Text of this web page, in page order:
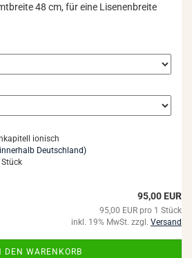
48 cm, für eine Li­se­n­en­brei­te
ionisch
Deutschland)
Stück
95,00 EUR
95,00 EUR pro 1 Stück
inkl. 19% MwSt. zzgl. Versand
DEN WARENKORB